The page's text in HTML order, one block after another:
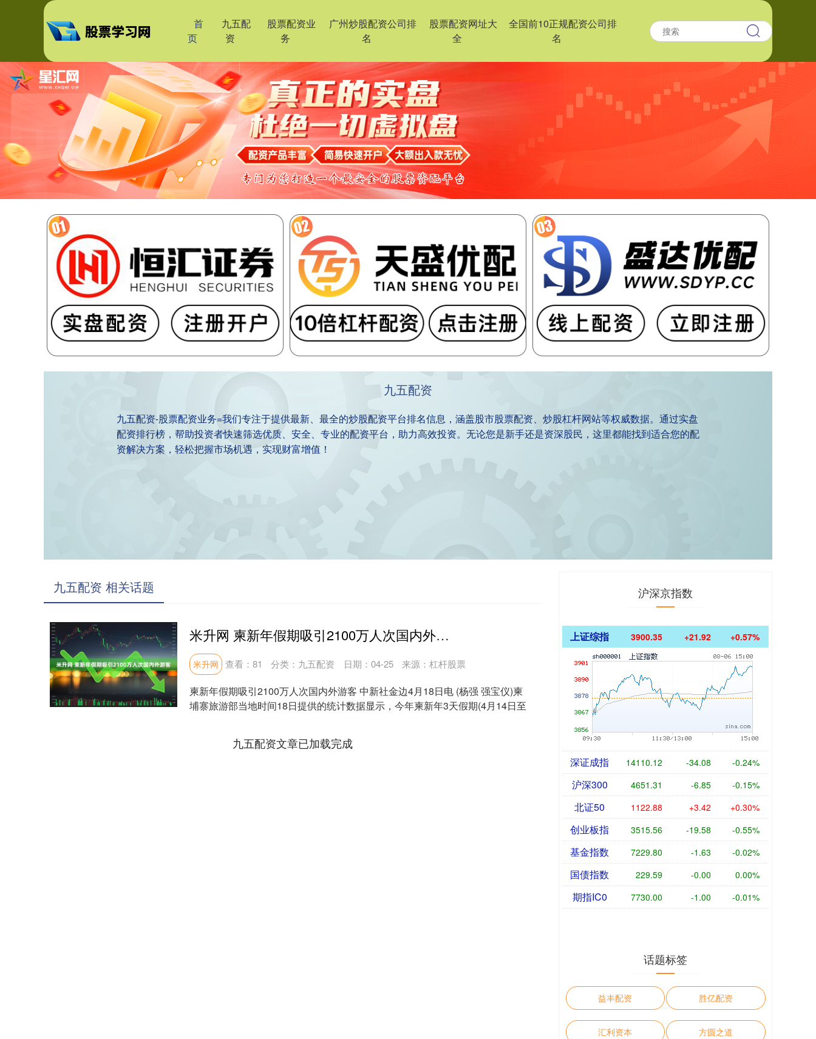
首
页
九五配
资
股票配资业
务
广州炒股配资公司排
名
股票配资网址大
全
全国前10正规配资公司排
名
九五配资
九五配资-股票配资业务=我们专注于提供最新、最全的炒股配资平台排名信息，涵盖股市股票配资、炒股杠杆网站等权威数据。通过实盘
配资排行榜，帮助投资者快速筛选优质、安全、专业的配资平台，助力高效投资。无论您是新手还是资深股民，这里都能找到适合您的配
资解决方案，轻松把握市场机遇，实现财富增值！
九五配资 相关话题
米升网 柬新年假期吸引2100万人次国内外游客
米升网 日期：04-25 来源：杠杆股票
查看： 81 分类： 九五配资
柬新年假期吸引2100万人次国内外游客 中新社金边4月18日电 (杨强 强宝仪)柬
埔寨旅游部当地时间18日提供的统计数据显示，今年柬新年3天假期(4月14日至
九五配资文章已加载完成
沪深京指数
上证综指 3900.35 +21.92 +0.57%
深证成指 14110.12 -34.08 -0.24%
沪深300 4651.31 -6.85 -0.15%
北证50 1122.88 +3.42 +0.30%
创业板指 3515.56 -19.58 -0.55%
基金指数 7229.80 -1.63 -0.02%
国债指数 229.59 -0.00 0.00%
期指IC0 7730.00 -1.00 -0.01%
话题标签
益丰配资 胜亿配资
汇利资本 方圆之道